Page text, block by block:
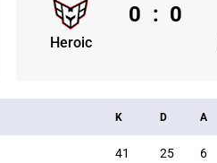
Heroic
0 : 0
K D A
41 25 6